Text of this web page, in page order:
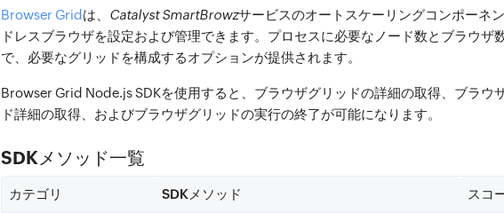
Browser Grid は、 Catalyst SmartBrowzサービスのオートスケーリングコンポーネ
ドレスブラウザを設定および管理できます。プロセスに必要なノード数とブラウザ
で、必要なグリッドを構成するオプションが提供されます。
Browser Grid Node.js SDKを使用すると、ブラウザグリッドの詳細の取得、ブラウ
ド詳細の取得、およびブラウザグリッドの実行の終了が可能になります。
SDKメソッド一覧
カテゴリ SDKメソッド スコ